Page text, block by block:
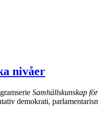
nivåer
Samhällskunskap
demokrati,